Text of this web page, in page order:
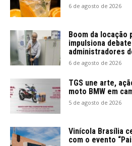
6 de agosto de 2026
Boom da locação
impulsiona
administradores
6 de agosto de 2026
TGS une arte,
moto BMW em
5 de agosto de 2026
Vinícola Brasília
com o evento